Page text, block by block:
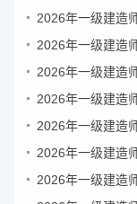
2026年一级建造
2026年一级建造
2026年一级建造
2026年一级建造
2026年一级建造
2026年一级建造
2026年一级建造